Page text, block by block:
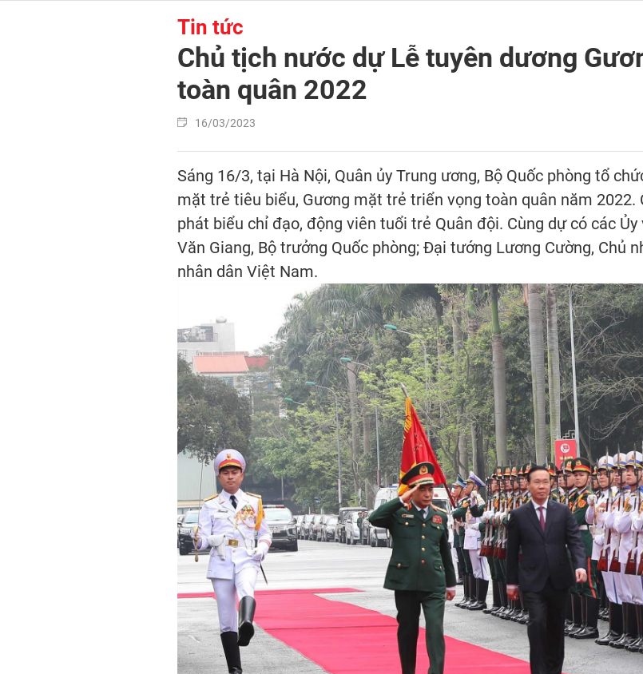
Tin tức
Chủ tịch nước dự Lễ tuyên dương
toàn quân 2022
16/03/2023
Sáng 16/3, tại Hà Nội, Quân ủy Trung ương, Bộ Quốc phòng tổ
mặt trẻ tiêu biểu, Gương mặt trẻ triển vọng toàn quân năm 2022.
phát biểu chỉ đạo, động viên tuổi trẻ Quân đội. Cùng dự có các
Văn Giang, Bộ trưởng Quốc phòng; Đại tướng Lương Cường, Chủ
nhân dân Việt Nam.